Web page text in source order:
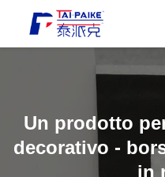
Un prodotto
decorativo -
in